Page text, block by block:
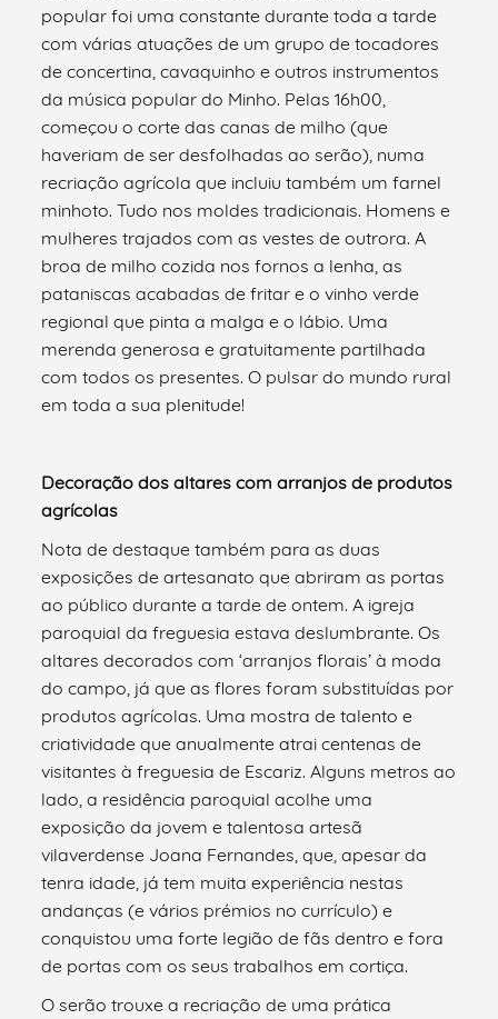
popular foi uma constante durante toda a tarde
com várias atuações de um grupo de tocadores
de concertina, cavaquinho e outros instrumentos
da música popular do Minho. Pelas 16h00,
começou o corte das canas de milho (que
haveriam de ser desfolhadas ao serão), numa
recriação agrícola que incluiu também um farnel
minhoto. Tudo nos moldes tradicionais. Homens e
mulheres trajados com as vestes de outrora. A
broa de milho cozida nos fornos a lenha, as
pataniscas acabadas de fritar e o vinho verde
regional que pinta a malga e o lábio. Uma
merenda generosa e gratuitamente partilhada
com todos os presentes. O pulsar do mundo rural
em toda a sua plenitude!
Decoração dos altares com arranjos de produtos
agrícolas
Nota de destaque também para as duas
exposições de artesanato que abriram as portas
ao público durante a tarde de ontem. A igreja
paroquial da freguesia estava deslumbrante. Os
altares decorados com ‘arranjos florais’ à moda
do campo, já que as flores foram substituídas por
produtos agrícolas. Uma mostra de talento e
criatividade que anualmente atrai centenas de
visitantes à freguesia de Escariz. Alguns metros ao
lado, a residência paroquial acolhe uma
exposição da jovem e talentosa artesã
vilaverdense Joana Fernandes, que, apesar da
tenra idade, já tem muita experiência nestas
andanças (e vários prémios no currículo) e
conquistou uma forte legião de fãs dentro e fora
de portas com os seus trabalhos em cortiça.
O serão trouxe a recriação de uma prática